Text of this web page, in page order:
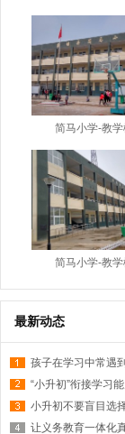
简马小学-教
简马小学-教
最新动态
孩子在学习中常遇
“小升初”衔接学习
小升初不要盲目选
让义务教育一体化